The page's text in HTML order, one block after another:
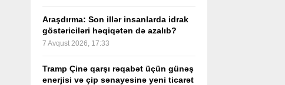
Araşdırma: Son illər insanlarda idrak
göstəriciləri həqiqətən də azalıb?
7 Avqust 2026, 17:33
Tramp Çinə qarşı rəqabət üçün günəş
enerjisi və çip sənayesinə yeni ticarət